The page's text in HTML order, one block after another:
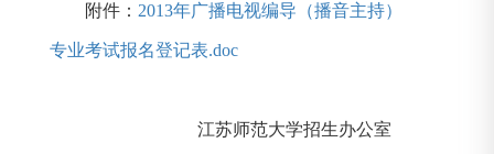
附件： 2013年广播电视编导（播音主持）
专业考试报名登记表.doc
江苏师范大学招生办公室